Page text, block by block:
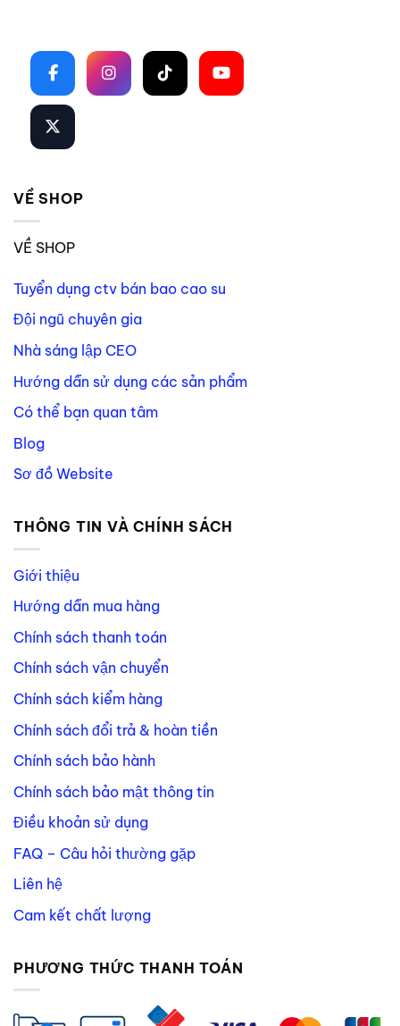
VỀ SHOP
VỀ SHOP
Tuyển dụng ctv bán bao cao su
Đội ngũ chuyên gia
Nhà sáng lập CEO
Hướng dẫn sử dụng các sản phẩm
Có thể bạn quan tâm
Blog
Sơ đồ Website
THÔNG TIN VÀ CHÍNH SÁCH
Giới thiệu
Hướng dẫn mua hàng
Chính sách thanh toán
Chính sách vận chuyển
Chính sách kiểm hàng
Chính sách đổi trả & hoàn tiền
Chính sách bảo hành
Chính sách bảo mật thông tin
Điều khoản sử dụng
FAQ – Câu hỏi thường gặp
Liên hệ
Cam kết chất lượng
PHƯƠNG THỨC THANH TOÁN